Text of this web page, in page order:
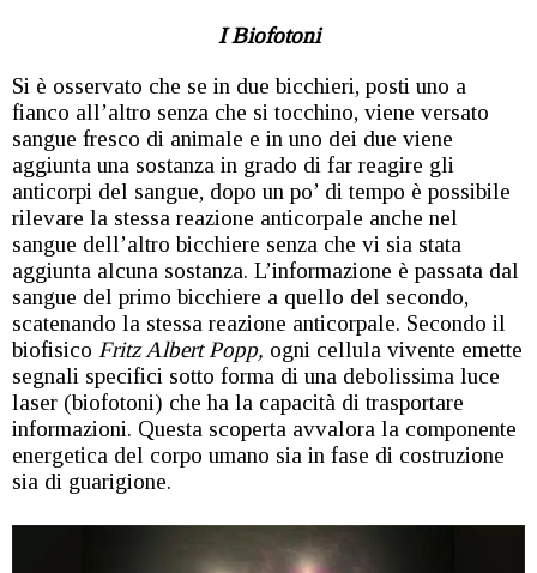
I Biofotoni
Si è osservato che se in due bicchieri, posti uno a
fianco all’altro senza che si tocchino, viene versato
sangue fresco di animale e in uno dei due viene
aggiunta una sostanza in grado di far reagire gli
anticorpi del sangue, dopo un po’ di tempo è possibile
rilevare la stessa reazione anticorpale anche nel
sangue dell’altro bicchiere senza che vi sia stata
aggiunta alcuna sostanza. L’informazione è passata dal
sangue del primo bicchiere a quello del secondo,
scatenando la stessa reazione anticorpale. Secondo il
biofisico Fritz Albert Popp, ogni cellula vivente emette
segnali specifici sotto forma di una debolissima luce
laser (biofotoni) che ha la capacità di trasportare
informazioni. Questa scoperta avvalora la componente
energetica del corpo umano sia in fase di costruzione
sia di guarigione.